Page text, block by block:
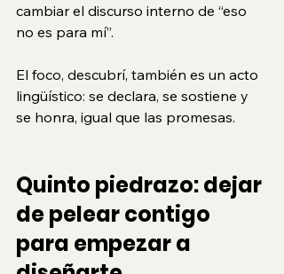
cambiar el discurso interno de “eso
no es para mí”.
El foco, descubrí, también es un acto
lingüístico: se declara, se sostiene y
se honra, igual que las promesas.
Quinto piedrazo: dejar
de pelear contigo
para empezar a